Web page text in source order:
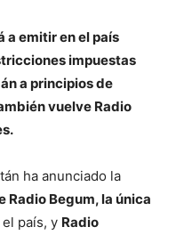
a emitir en el país
impuestas
a principios de
vuelve Radio
ha anunciado la
Radio Begum, la única
país, y Radio